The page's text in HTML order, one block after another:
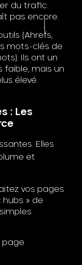
du trafic
pas encore.
(Ahrefs,
mots-clés de
Ils ont un
faible, mais un
élevé.
: Les
Elles
et
vos pages
» de
page